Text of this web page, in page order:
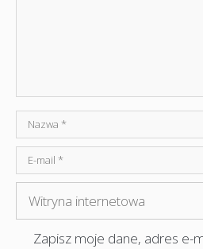
Nazwa
mail
internetowa
Zapisz moje dane, adres e-